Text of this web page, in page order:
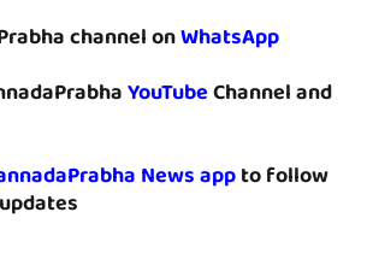
channel onWhatsApp
YouTubeChannel and
News appto follow